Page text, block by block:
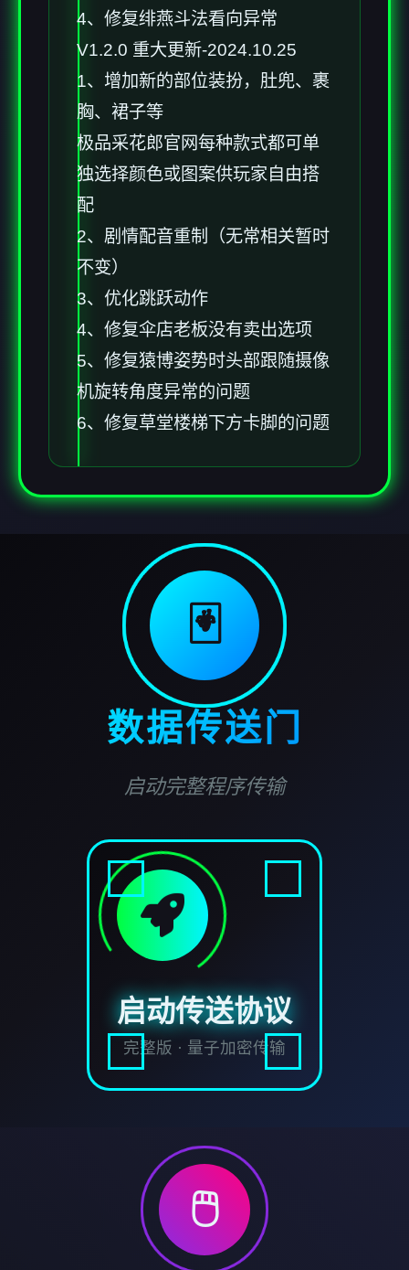
4、修复绯燕斗法看向异常
V1.2.0 重大更新-2024.10.25
1、增加新的部位装扮，肚兜、裹
胸、裙子等
极品采花郎官网每种款式都可单
独选择颜色或图案供玩家自由搭
配
2、剧情配音重制（无常相关暂时
不变）
3、优化跳跃动作
4、修复伞店老板没有卖出选项
5、修复猿博姿势时头部跟随摄像
机旋转角度异常的问题
6、修复草堂楼梯下方卡脚的问题
🃏
数据传送门
启动完整程序传输
启动传送协议
完整版 · 量子加密传输
🖱️